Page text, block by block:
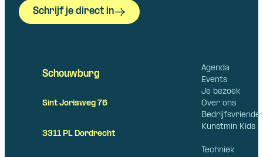
Schrijf je direct in
Agenda
Events
Je bezoek
Over ons
Kunstmin Kids
Techniek
Schouwburg
Sint Jorisweg 76
3311 PL Dordrecht